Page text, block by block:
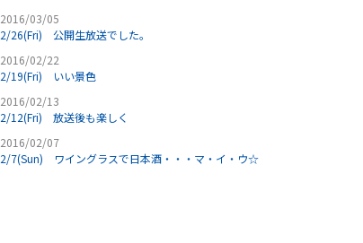
2016/03/05
2/26(Fri) 公開生放送でした。
2016/02/22
2/19(Fri) いい景色
2016/02/13
2/12(Fri) 放送後も楽しく
2016/02/07
2/7(Sun) ワイングラスで日本酒・・・マ・イ・ウ☆